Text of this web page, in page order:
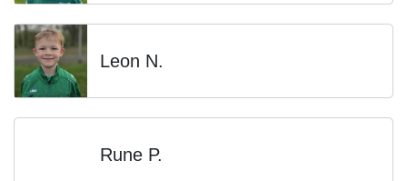
Leon N.
Rune P.